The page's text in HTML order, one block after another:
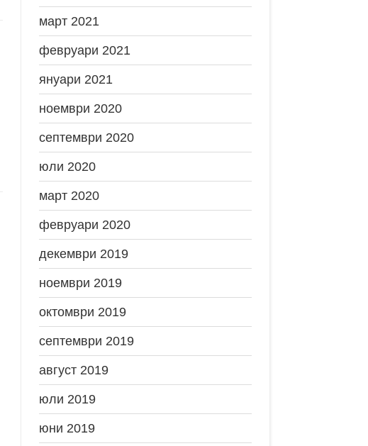
март 2021
февруари 2021
януари 2021
ноември 2020
септември 2020
юли 2020
март 2020
февруари 2020
декември 2019
ноември 2019
октомври 2019
септември 2019
август 2019
юли 2019
юни 2019